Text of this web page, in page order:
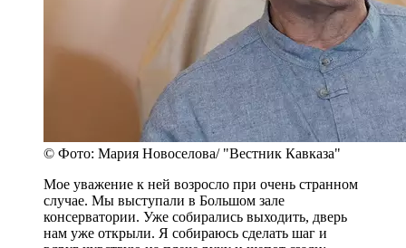
© Фото: Мария Новоселова/ "Вестник Кавказа"
Мое уважение к ней возросло при очень странном
случае. Мы выступали в Большом зале
консерватории. Уже собирались выходить, дверь
нам уже открыли. Я собираюсь сделать шаг и